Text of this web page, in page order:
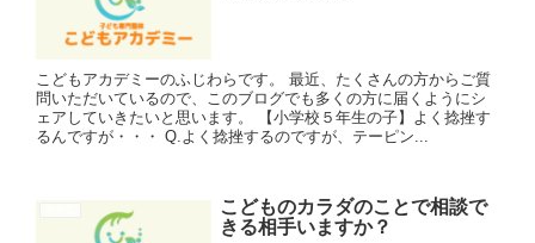
こどもアカデミーのふじわらです。 最近、たくさんの方からご質
問いただいているので、このブログでも多くの方に届くようにシ
ェアしていきたいと思います。 【小学校５年生の子】よく捻挫す
るんですが・・・ Q.よく捻挫するのですが、テーピン...
こどものカラダのことで相談で
きる相手いますか？